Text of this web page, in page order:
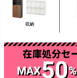
収納